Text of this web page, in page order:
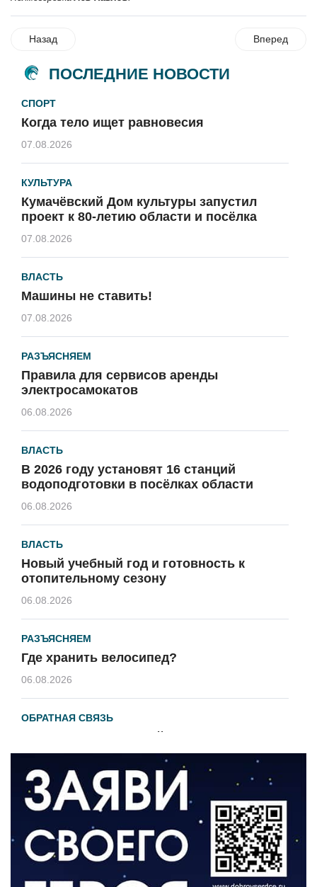
Назад Вперед
ПОСЛЕДНИЕ НОВОСТИ
СПОРТ
Когда тело ищет равновесия
07.08.2026
КУЛЬТУРА
Кумачёвский Дом культуры запустил
проект к 80-летию области и посёлка
07.08.2026
ВЛАСТЬ
Машины не ставить!
07.08.2026
РАЗЪЯСНЯЕМ
Правила для сервисов аренды
электросамокатов
06.08.2026
ВЛАСТЬ
В 2026 году установят 16 станций
водоподготовки в посёлках области
06.08.2026
ВЛАСТЬ
Новый учебный год и готовность к
отопительному сезону
06.08.2026
РАЗЪЯСНЯЕМ
Где хранить велосипед?
06.08.2026
ОБРАТНАЯ СВЯЗЬ
Администрация онлайн
ВЛАСТЬ
День памяти и «Симфония народов»
06.08.2026